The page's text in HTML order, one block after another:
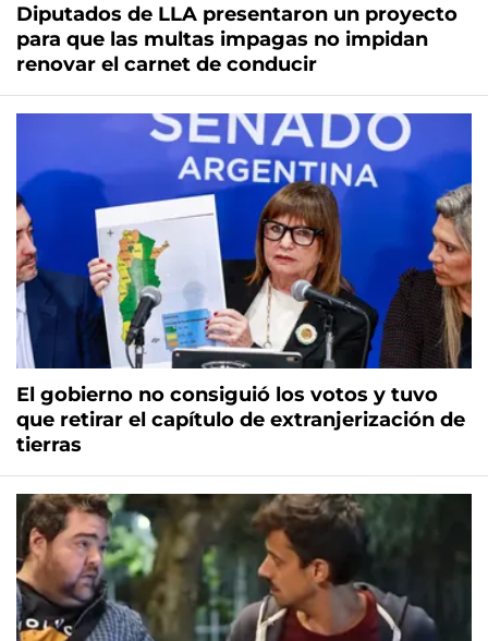
Diputados de LLA presentaron un proyecto
para que las multas impagas no impidan
renovar el carnet de conducir
El gobierno no consiguió los votos y tuvo
que retirar el capítulo de extranjerización de
tierras